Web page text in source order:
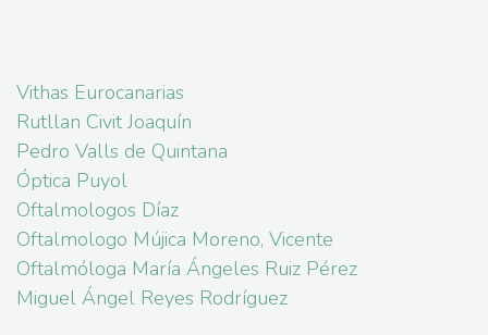
Vithas Eurocanarias
Rutllan Civit Joaquín
Pedro Valls de Quintana
Óptica Puyol
Oftalmologos Díaz
Oftalmologo Mújica Moreno, Vicente
Oftalmóloga María Ángeles Ruiz Pérez
Miguel Ángel Reyes Rodríguez